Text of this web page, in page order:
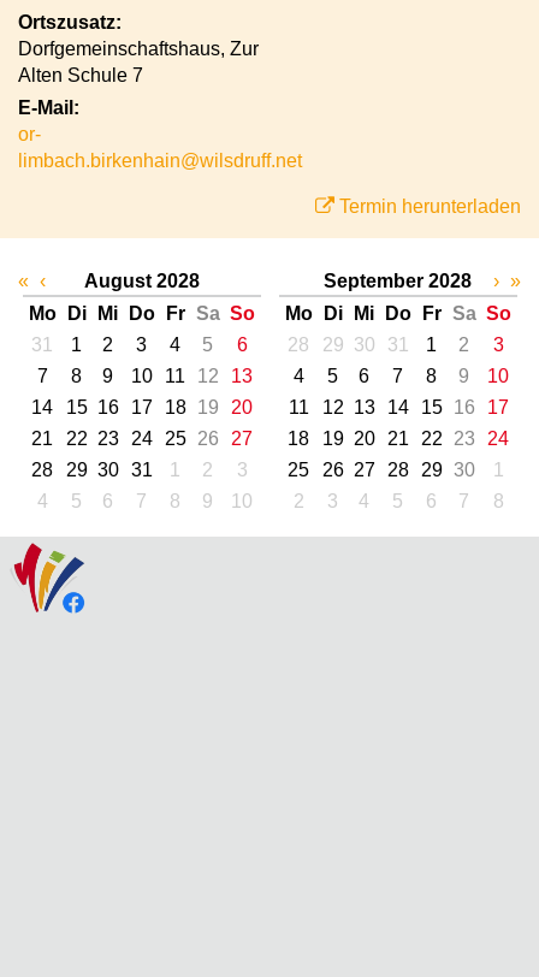
Ortszusatz:
Dorfgemeinschaftshaus, Zur
Alten Schule 7
E-Mail:
or-
limbach.birkenhain@wilsdruff.net
Termin herunterladen
« ‹
August 2028
Mo
Di Mi Do Fr Sa So
31
1 2 3 4 5
6
7
8 9 10 11 12
13
14
15 16 17 18 19
20
21
22 23 24 25 26
27
28
29 30 31 1 2
3
4
5 6 7 8 9 10
September 2028
Mo
Di Mi Do Fr Sa So
28
29 30 31 1 2
3
4
5 6 7 8 9
10
11
12 13 14 15 16
17
18
19 20 21 22 23
24
25
26 27 28 29 30
1
2
3 4 5 6 7 8
› »